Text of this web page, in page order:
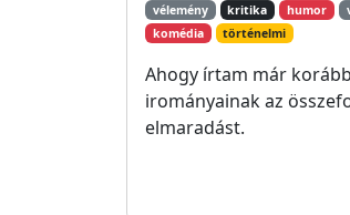
vélemény kritika humor
komédia
történelmi
Ahogy írtam már
irományainak az
elmaradást.